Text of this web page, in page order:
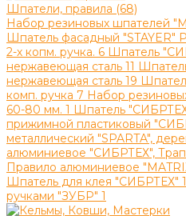
Шпатели, правила (68)
Набор резиновых шпателей
Шпатель фасадный "STAYER"
2-х копм. ручка. 6 Шпатель
нержавеющая сталь 11
нержавеющая сталь 19
комп. ручка 7 Набор
60-80 мм. 1 Шпатель
прижимной пластиковый
металлический "SPARTA",
алюминиевое "СИБРТЕХ",
Правило алюминиевое
Шпатель для клея "СИБРТЕХ" 1
ручками "ЗУБР" 1